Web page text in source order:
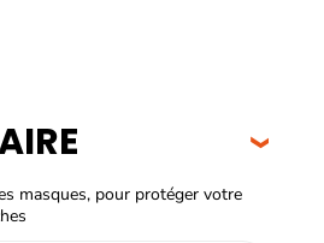
masques, pour protéger votre